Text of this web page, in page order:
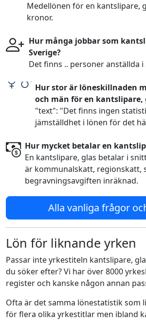
Medellönen för en kantslipare,
kronor.
Hur många jobbar som
Sverige?
Det finns .. personer anställda i
Hur stor är löneskillnaden
och män för en kantslipare,
"text": "Det finns ingen
jämställdhet i lönen för det
Hur mycket betalar en
En kantslipare, glas betalar i
är kommunalskatt, regionskatt,
begravningsavgiften inräknad.
Alla vanliga frågor
Lön för liknande yrken
Passar inte yrkestiteln kantslipare,
du söker efter? Vi har över 8000
register och kanske någon annan
Ofta är det samma lönestatistik som
för flera olika yrkestitlar men ibland